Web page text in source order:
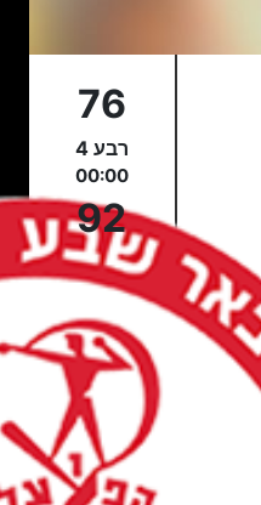
76
רבע 4
00:00
92